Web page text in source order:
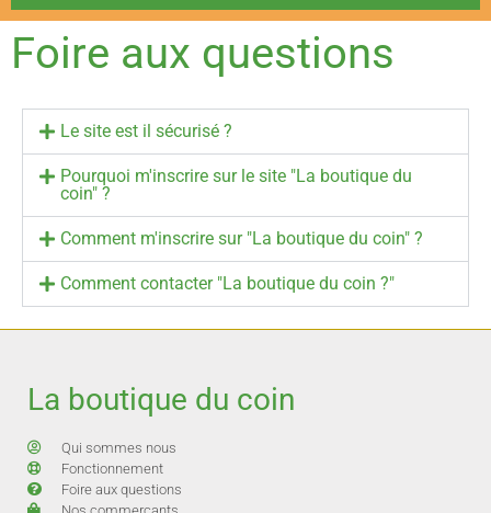
Foire aux questions
Le site est il sécurisé ?
Pourquoi m'inscrire sur le site "La boutique du
coin" ?
Comment m'inscrire sur "La boutique du coin" ?
Comment contacter "La boutique du coin ?"
La boutique du coin
Qui sommes nous
Fonctionnement
Foire aux questions
Nos commercants